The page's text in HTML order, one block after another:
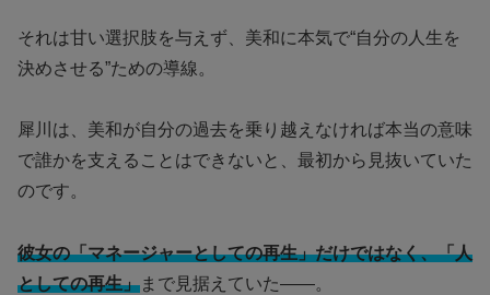
それは甘い選択肢を与えず、美和に本気で“自分の人生を
決めさせる”ための導線。
犀川は、美和が自分の過去を乗り越えなければ本当の意味
で誰かを支えることはできないと、最初から見抜いていた
のです。
彼女の「マネージャーとしての再生」だけではなく、「人
としての再生」まで見据えていた――。